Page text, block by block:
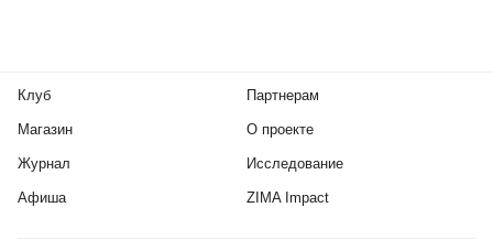
Клуб
Магазин
Журнал
Афиша
Партнерам
О проекте
Исследование
ZIMA Impact